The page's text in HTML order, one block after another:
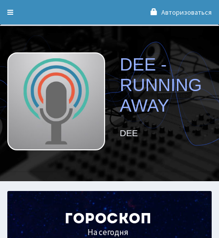
Toggle
Авторизоваться
DEE -
RUNNING
AWAY
DEE
Гороскоп
На сегодня